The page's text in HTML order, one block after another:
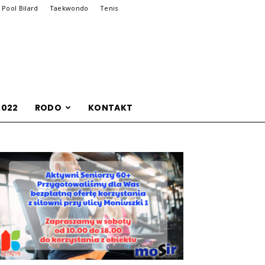
Pool Bilard Taekwondo Tenis
RODO KONTAKT